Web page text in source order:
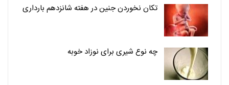
تکان نخوردن جنین در هفته شانزدهم بارداری
چه نوع شیری برای نوزاد خوبه